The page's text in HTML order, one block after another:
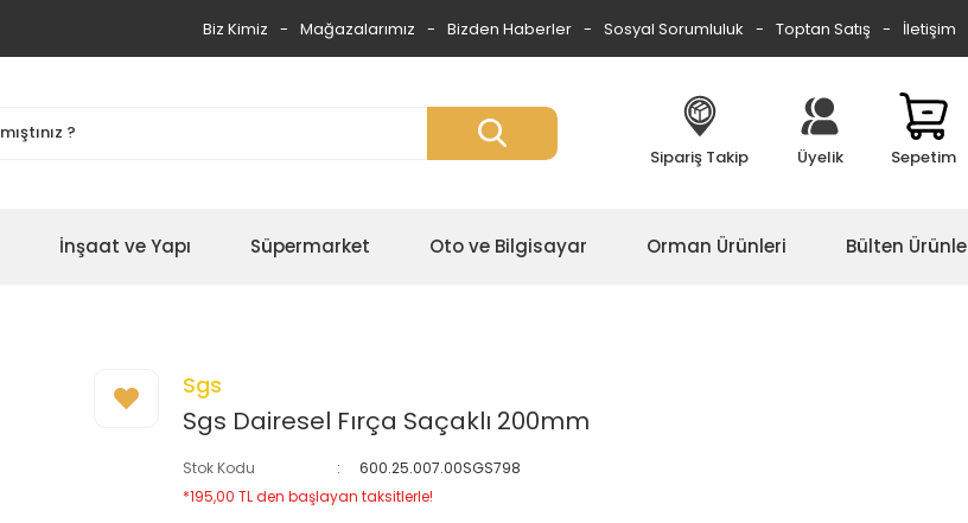
Biz Kimiz Mağazalarımız Bizden Haberler Sosyal Sorumluluk Toptan Satış İletişim
Sipariş Takip Üyelik Sepetim
İnşaat ve Yapı Süpermarket Oto ve Bilgisayar Orman Ürünleri Bülten
Sgs
Sgs Dairesel Fırça Saçaklı 200mm
Stok Kodu
600.25.007.00SGS798
*195,00 TL den başlayan taksitlerle!